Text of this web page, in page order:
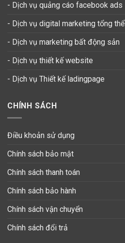
- Dịch vụ quảng cáo facebook ads
- Dịch vụ digital marketing tổng thể
- Dịch vụ marketing bất động sản
- Dịch vụ thiết kế website
- Dịch vụ Thiết kế ladingpage
CHÍNH SÁCH
Điều khoản sử dụng
Chính sách bảo mật
Chính sách thanh toán
Chính sách bảo hành
Chính sách vận chuyển
Chính sách đổi trả